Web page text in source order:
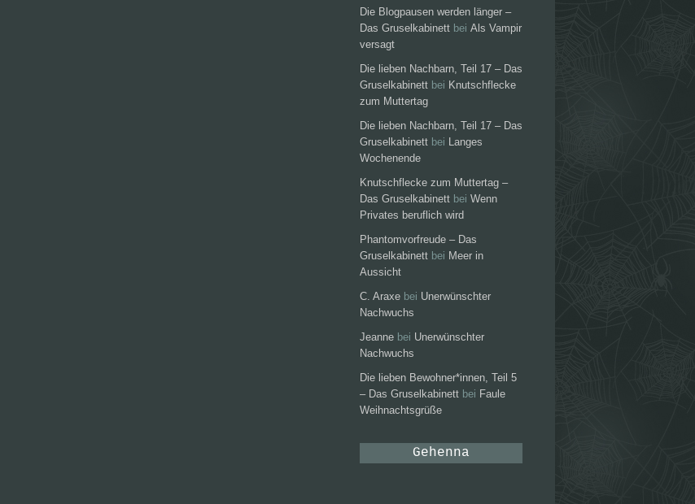
Die Blogpausen werden länger –
Das Gruselkabinett bei Als Vampir
versagt
Die lieben Nachbarn, Teil 17 – Das
Gruselkabinett bei Knutschflecke
zum Muttertag
Die lieben Nachbarn, Teil 17 – Das
Gruselkabinett bei Langes
Wochenende
Knutschflecke zum Muttertag –
Das Gruselkabinett bei Wenn
Privates beruflich wird
Phantomvorfreude – Das
Gruselkabinett bei Meer in
Aussicht
C. Araxe bei Unerwünschter
Nachwuchs
Jeanne bei Unerwünschter
Nachwuchs
Die lieben Bewohner*innen, Teil 5
– Das Gruselkabinett bei Faule
Weihnachtsgrüße
Gehenna